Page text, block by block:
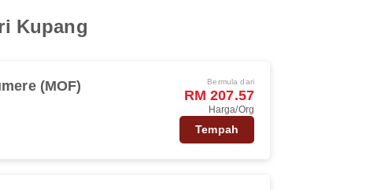
Kupang
(MOF) Bermula dari
RM 207.57
Harga/Org
Tempah